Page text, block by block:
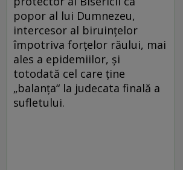
popor al lui Dumnezeu,
intercesor al biruințelor
împotriva forțelor răului, mai
ales a epidemiilor, și
totodată cel care ține
„balanța“ la judecata finală a
sufletului.